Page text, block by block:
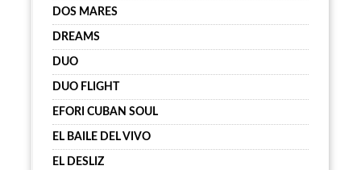
DOS MARES
DREAMS
DUO
DUO FLIGHT
EFORI CUBAN SOUL
EL BAILE DEL VIVO
EL DESLIZ